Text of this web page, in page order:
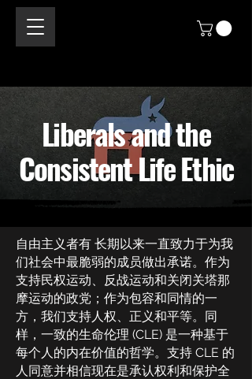
Liberals and the
Consistent Life Ethic
自由主义者有 长期以来一直致力于为我
们社会中最脆弱的成员做出承诺。作为
支持民权运动、反战运动和关闭关塔那
摩运动的政党；作为包容和同情的一
方，我们支持人权、正义和平等。同
样，一致的生命伦理 (CLE) 是一种基于
每个人的内在价值的哲学。支持 CLE 的
人同意并相信现在是承认权利和保护全